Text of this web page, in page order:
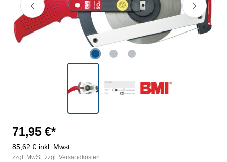
71,95 €*
85,62 € inkl. Mwst.
zzgl. MwSt. zzgl. Versandkosten